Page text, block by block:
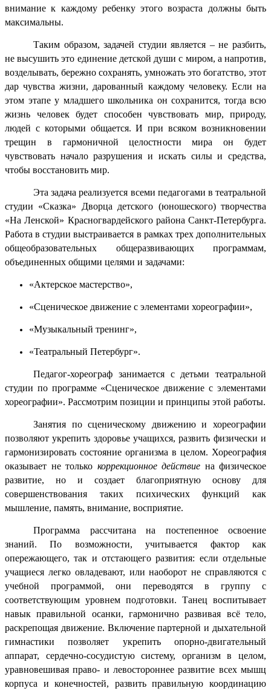
внимание к каждому ребенку этого возраста должны быть
максимальны.
Таким образом, задачей студии является – не разбить,
не высушить это единение детской души с миром, а напротив,
возделывать, бережно сохранять, умножать это богатство, этот
дар чувства жизни, дарованный каждому человеку. Если на
этом этапе у младшего школьника он сохранится, тогда всю
жизнь человек будет способен чувствовать мир, природу,
людей с которыми общается. И при всяком возникновении
трещин в гармоничной целостности мира он будет
чувствовать начало разрушения и искать силы и средства,
чтобы восстановить мир.
Эта задача реализуется всеми педагогами в театральной
студии «Сказка» Дворца детского (юношеского) творчества
«На Ленской» Красногвардейского района Санкт-Петербурга.
Работа в студии выстраивается в рамках трех дополнительных
общеобразовательных общеразвивающих программам,
объединенных общими целями и задачами:
«Актерское мастерство»,
«Сценическое движение с элементами хореографии»,
«Музыкальный тренинг»,
«Театральный Петербург».
Педагог-хореограф занимается с детьми театральной
студии по программе «Сценическое движение с элементами
хореографии». Рассмотрим позиции и принципы этой работы.
Занятия по сценическому движению и хореографии
позволяют укрепить здоровье учащихся, развить физически и
гармонизировать состояние организма в целом. Хореография
оказывает не только коррекционное действие на физическое
развитие, но и создает благоприятную основу для
совершенствования таких психических функций как
мышление, память, внимание, восприятие.
Программа рассчитана на постепенное освоение
знаний. По возможности, учитывается фактор как
опережающего, так и отстающего развития: если отдельные
учащиеся легко овладевают, или наоборот не справляются с
учебной программой, они переводятся в группу с
соответствующим уровнем подготовки. Танец воспитывает
навык правильной осанки, гармонично развивая всё тело,
раскрепощая движение. Включение партерной и дыхательной
гимнастики позволяет укрепить опорно-двигательный
аппарат, сердечно-сосудистую систему, организм в целом,
уравновешивая право- и левостороннее развитие всех мышц
корпуса и конечностей, развить правильную координацию